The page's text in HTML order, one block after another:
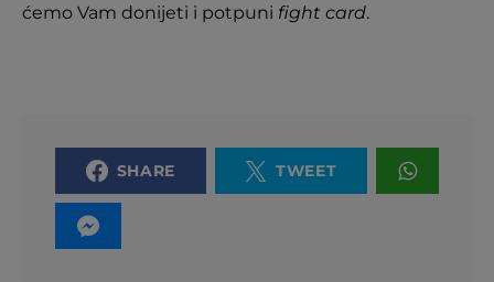
ćemo Vam donijeti i potpuni fight card.
SHARE TWEET